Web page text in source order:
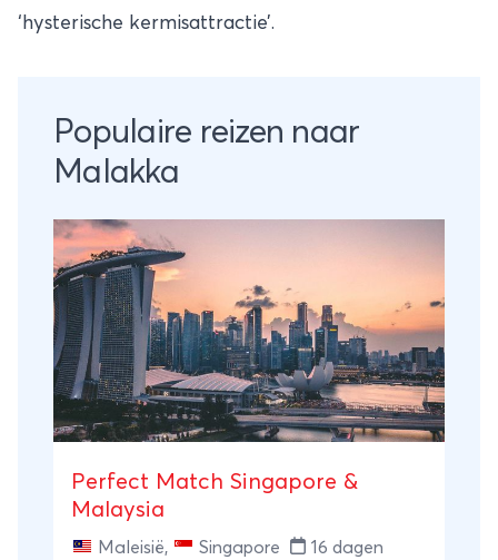
‘hysterische kermisattractie’.
Populaire reizen naar
Malakka
Perfect Match Singapore &
Malaysia
Maleisië, Singapore
16 dagen